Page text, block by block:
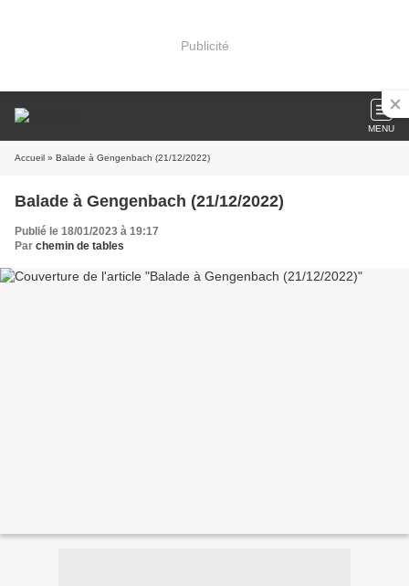
Publicité
MENU
Accueil » Balade à Gengenbach (21/12/2022)
Balade à Gengenbach (21/12/2022)
Publié le 18/01/2023 à 19:17
Par chemin de tables